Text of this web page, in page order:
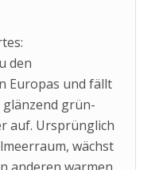
den
Europas und fällt
grün-
auf. Ursprünglich
wächst